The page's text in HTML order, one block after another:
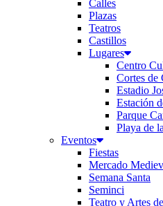
Calles
Plazas
Teatros
Castillos
Lugares
Centro
Cortes de
Estadio
Estación
Parque
Playa de
Eventos
Fiestas
Mercado
Semana Santa
Seminci
Teatro y Artes